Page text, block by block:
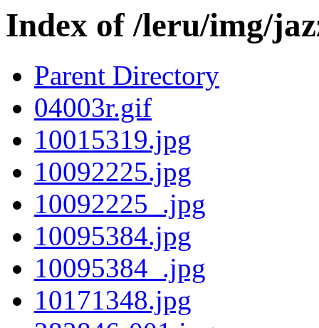
Index of /leru/img/
Parent Directory
04003r.gif
10015319.jpg
10092225.jpg
10092225_.jpg
10095384.jpg
10095384_.jpg
10171348.jpg